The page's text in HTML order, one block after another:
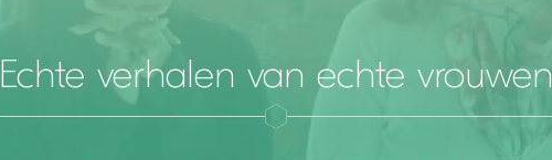
Echte verhalen van echte vrouwen